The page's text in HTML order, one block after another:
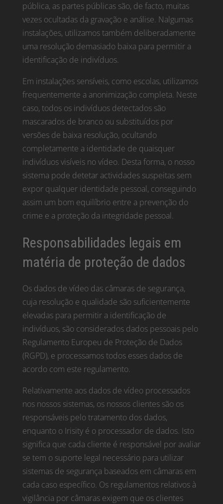
pública, as partes públicas são, de facto, muitas
vezes ocultadas da gravação e análise. Nalgumas
instalações, utilizamos também deliberadamente
uma resolução demasiado baixa para permitir a
identificação de indivíduos.
Em instalações sensíveis, como escolas, utilizamos
frequentemente a anonimização completa. Neste
caso, todos os indivíduos detectados são
mascarados de branco ou substituídos por
versões de baixa resolução, ocultando
completamente a identidade de quaisquer
indivíduos visíveis no vídeo. Desta forma, o nosso
sistema pode detetar actividades suspeitas sem
expor qualquer identidade pessoal, conseguindo
assim um bom equilíbrio entre a prevenção do
crime e a proteção da integridade pessoal.
Responsabilidades legais em
matéria de proteção de dados
Os dados de vídeo das câmaras de segurança,
cuja resolução e qualidade são suficientemente
elevadas para permitir a identificação de
indivíduos, são considerados dados pessoais pelo
Regulamento Europeu de Proteção de Dados
(RGPD), e processamos todos esses dados de
acordo com este regulamento.
Relativamente aos dados de vídeo processados
nos nossos sistemas, os nossos clientes são os
responsáveis pelo tratamento dos dados,
enquanto o Irisity é o processador de dados. Isto
significa que cada cliente é responsável por avaliar
se tem o suporte legal necessário para utilizar
sistemas de segurança baseados em câmaras em
cada caso específico. Os regulamentos relativos à
vigilância por câmaras exigem que os clientes